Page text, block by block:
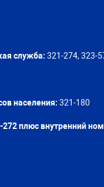
служба: 321-274, 323-
населения: 321-180
плюс внутренний